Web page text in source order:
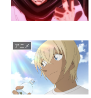
アニメ